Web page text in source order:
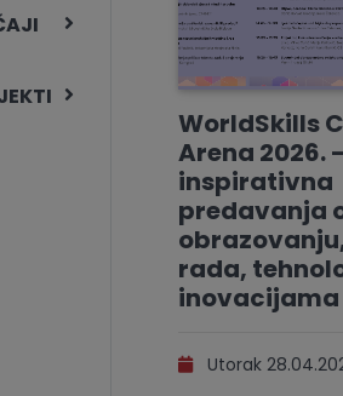
WorldSkills
Arena 2026.
inspirativna
predavanja
rada,
inovacijama
Utorak